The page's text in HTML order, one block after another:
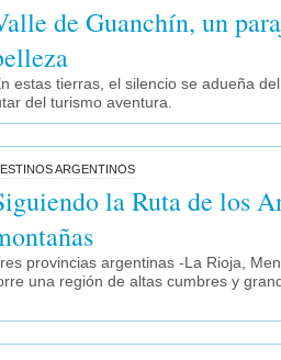
de Guanchín, un
estas tierras, el silencio se adueña
del turismo aventura.
ARGENTINOS
la Ruta de los
provincias argentinas -La Rioja,
una región de altas cumbres y